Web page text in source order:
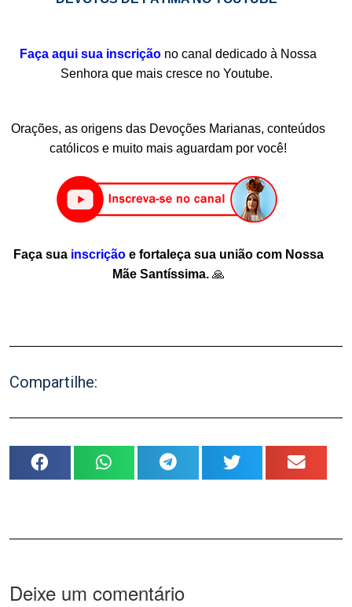
Faça aqui sua inscrição no canal dedicado à Nossa
Senhora que mais cresce no Youtube.
Orações, as origens das Devoções Marianas, conteúdos
católicos e muito mais aguardam por você!
Faça sua inscriçãoe fortaleça sua união com Nossa
Mãe Santíssima.🙏
Compartilhe:
Deixe um comentário